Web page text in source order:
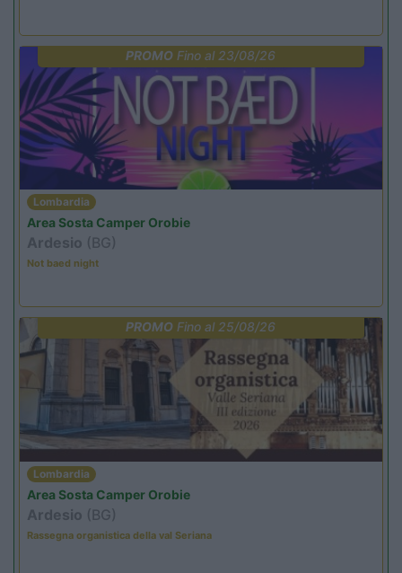
PROMO Fino al 23/08/26
Lombardia
Area Sosta Camper Orobie
Ardesio (BG)
Not baed night
PROMO Fino al 25/08/26
Lombardia
Area Sosta Camper Orobie
Ardesio (BG)
Rassegna organistica della val Seriana